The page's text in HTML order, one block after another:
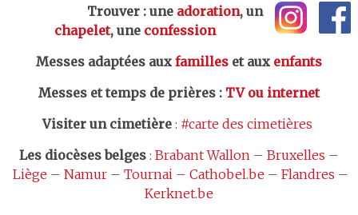
Trouver : une adoration, un
chapelet, une confession
Messes adaptées aux familleset aux enfants
Messes et temps de prières: TV ou internet
Visiter un cimetière: #carte des cimetières
Les diocèses belges: Brabant Wallon– Bruxelles –
Liège – Namur– Tournai– Cathobel.be – Flandres –
Kerknet.be